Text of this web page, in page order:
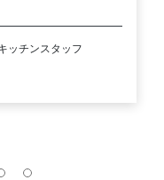
ッチンスタッフ